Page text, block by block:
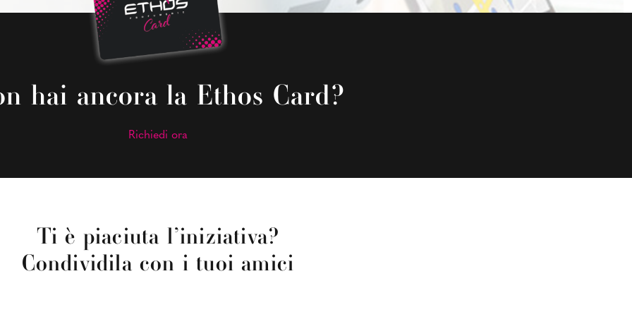
hai ancora la Ethos Card?
Richiedi ora
Ti è piaciuta l’iniziativa?
Condividila con i tuoi amici